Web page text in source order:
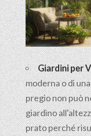
Giardini per
moderna o di
pregio non può
giardino
prato perché